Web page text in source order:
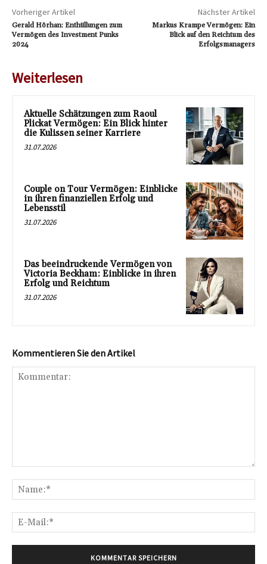
Vorheriger Artikel
Gerald Hörhan: Enthüllungen zum
Vermögen des Investment Punks
2024
Nächster Artikel
Markus Krampe Vermögen: Ein
Blick auf den Reichtum des
Erfolgsmanagers
Weiterlesen
Aktuelle Schätzungen zum Raoul
Plickat Vermögen: Ein Blick hinter
die Kulissen seiner Karriere
31.07.2026
Couple on Tour Vermögen: Einblicke
in ihren finanziellen Erfolg und
Lebensstil
31.07.2026
Das beeindruckende Vermögen von
Victoria Beckham: Einblicke in ihren
Erfolg und Reichtum
31.07.2026
Kommentieren Sie den Artikel